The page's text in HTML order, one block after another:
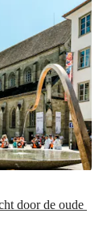
door de oude